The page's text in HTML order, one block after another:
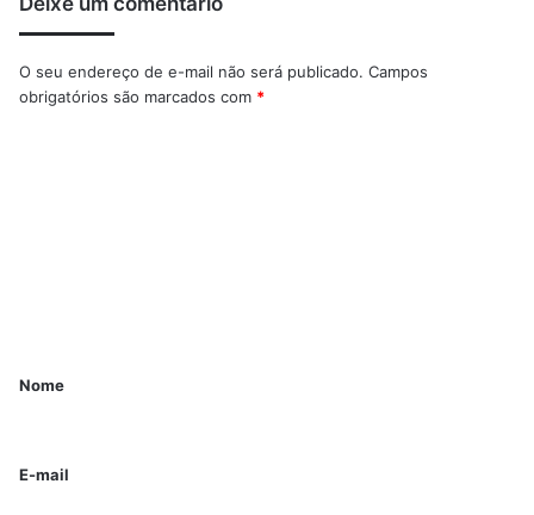
O seu endereço de e-mail não será publicado. Campos
obrigatórios são marcados com *
Nome
E-mail